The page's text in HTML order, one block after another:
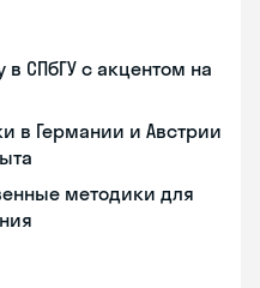
в СПбГУ с акцентом на
в Германии и Австрии
методики для